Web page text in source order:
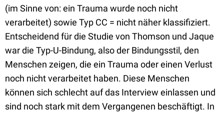
(im Sinne von: ein Trauma wurde noch nicht
verarbeitet) sowie Typ CC = nicht näher klassifiziert.
Entscheidend für die Studie von Thomson und Jaque
war die Typ-U-Bindung, also der Bindungsstil, den
Menschen zeigen, die ein Trauma oder einen Verlust
noch nicht verarbeitet haben. Diese Menschen
können sich schlecht auf das Interview einlassen und
sind noch stark mit dem Vergangenen beschäftigt. In